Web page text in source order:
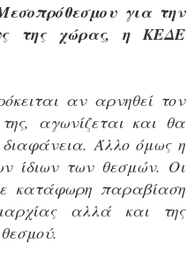
για την
της χώρας, η ΚΕΔΕ
αν αρνηθεί τον
της, αγωνίζεται και θα
Άλλο όμως η
ίδιων των θεσμών. Οι
κατάφωρη παραβίαση
αλλά και της
νέων Δημοτικών Αστυνομικών
αναζητεί σχετικό
και σας το παρουσιάζει σε
καλούμε, αν διαπιστώσετε ότι
ώστε να το
οι 75 νέοι δημοτικοί
ο Αγγελούδης
αστυνομίας στο δήμο
Τετάρτης 18 Μαρτίου
αστυνομικοί.